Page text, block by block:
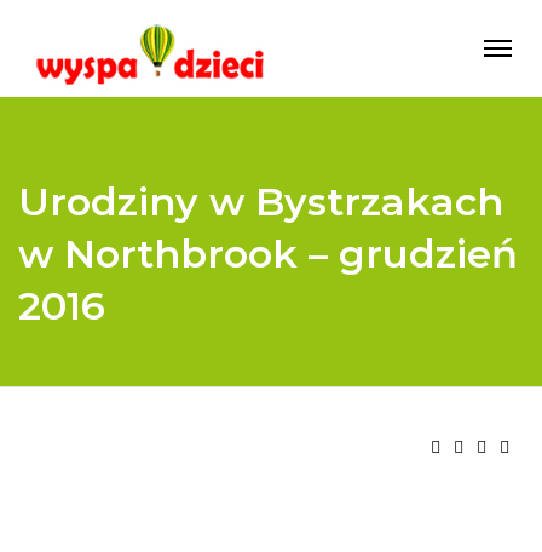
Urodziny w Bystrzakach
w Northbrook – grudzień
2016